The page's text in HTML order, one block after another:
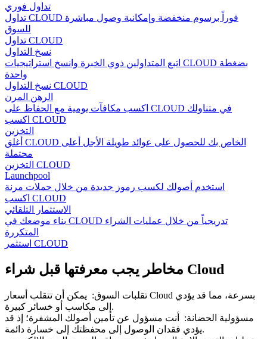
تداول فوري
تداول CLOUD فوراً برسوم منخفضة وإمكانية وصول مباشرة
للسوق
تداول CLOUD
نسخ التداول
اتبع المتداولين ذوي الخبرة وانسخ استراتيجيات CLOUD بضغطة
واحدة
نسخ التداول CLOUD
الرهن المرن
اكسب مكافآت يومية مع الحفاظ على CLOUD في متناولك
اكسب CLOUD
التخزين
أغلق CLOUD الخاص بك للحصول على عوائد طويلة الأجل أعلى
محتملة
التخزين CLOUD
Launchpool
استخدم أصولك لكسب رموز جديدة من خلال حملات مرنة
اكسب CLOUD
الاستثمار التلقائي
بناء موضعك في CLOUD تدريجياً من خلال عمليات الشراء
المتكررة
استثمر CLOUD
مخاطر يجب معرفتها قبل شراء Cloud
تقلبات السوق: يمكن أن تتقلب أسعار Cloud بسرعة، مما قد يؤدي
إلى مكاسب أو خسائر كبيرة.
مسؤولية الحضانة:
أنت مسؤول عن تأمين أصولك المشفرة؛ إذ قد
يؤدي فقدان الوصول إلى محفظتك إلى خسارة دائمة.